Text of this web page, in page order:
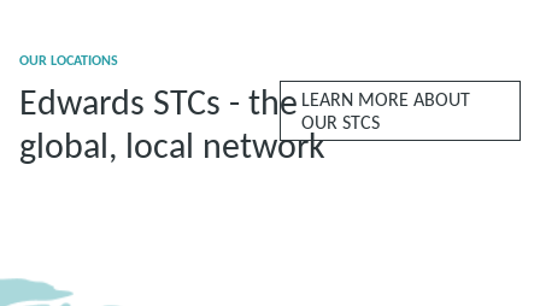
OUR LOCATIONS
Edwards STCs - the
global, local network
LEARN MORE ABOUT
OUR STCS